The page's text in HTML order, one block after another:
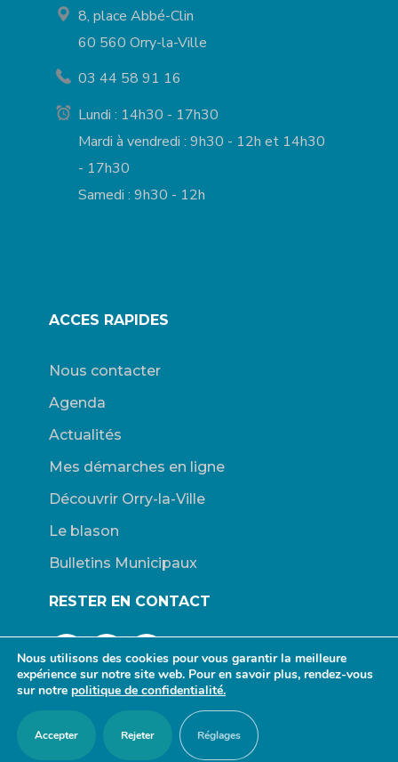
8, place Abbé-Clin
60 560 Orry-la-Ville
03 44 58 91 16
Lundi : 14h30 - 17h30
Mardi à vendredi : 9h30 - 12h et 14h30
- 17h30
Samedi : 9h30 - 12h
ACCES RAPIDES
Nous contacter
Agenda
Actualités
Mes démarches en ligne
Découvrir Orry-la-Ville
Le blason
Bulletins Municipaux
RESTER EN CONTACT
Connexion Mentions légales
propulsé par Wordpress. | Design :
Nous utilisons des cookies pour vous garantir la meilleure
expérience sur notre site web. Pour en savoir plus, rendez-vous
sur notre politique de confidentialité.
Accepter Rejeter Réglages